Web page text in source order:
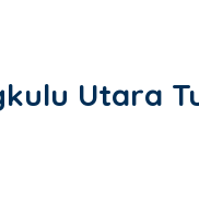
Utara